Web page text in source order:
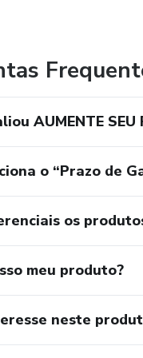
AUMENTE SEU
o “Prazo de
os
meu produto?
neste